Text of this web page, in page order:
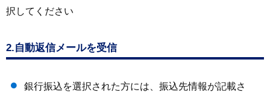
択してください
2.自動返信メールを受信
銀行振込を選択された方には、振込先情報が記載さ